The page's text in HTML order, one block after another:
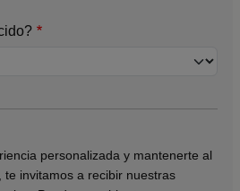
personalizada y mantenerte al
invitamos a recibir nuestras